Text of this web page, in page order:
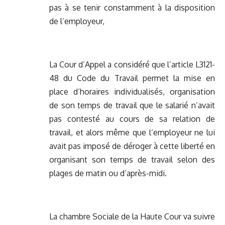
pas à se tenir constamment à la disposition
de l’employeur,
La Cour d’Appel a considéré que l’article L3121-
48 du Code du Travail permet la mise en
place d’horaires individualisés, organisation
de son temps de travail que le salarié n’avait
pas contesté au cours de sa relation de
travail, et alors même que l’employeur ne lui
avait pas imposé de déroger à cette liberté en
organisant son temps de travail selon des
plages de matin ou d’après-midi.
La chambre Sociale de la Haute Cour va suivre